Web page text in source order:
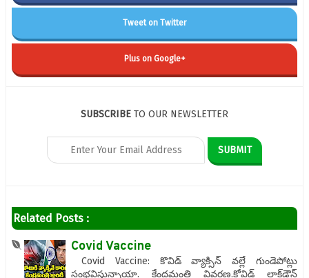
Tweet on Twitter
Plus on Google+
SUBSCRIBE TO OUR NEWSLETTER
Related Posts :
Covid Vaccine
Covid Vaccine: కొవిడ్ వ్యాక్సిన్ వల్లే గుండెపోట్లు
సంభవిస్తున్నాయా. కేంద్రమంత్రి వివరణ.కోవిడ్ లాక్‌డౌన్